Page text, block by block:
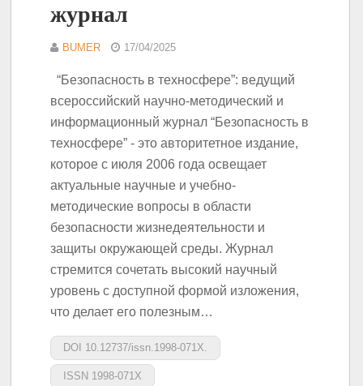
журнал
BUMER 17/04/2025
“Безопасность в техносфере”: ведущий
всероссийский научно-методический и
информационный журнал “Безопасность в
техносфере” - это авторитетное издание,
которое с июля 2006 года освещает
актуальные научные и учебно-
методические вопросы в области
безопасности жизнедеятельности и
защиты окружающей среды. Журнал
стремится сочетать высокий научный
уровень с доступной формой изложения,
что делает его полезным…
DOI 10.12737/issn.1998-071X.
ISSN 1998-071X